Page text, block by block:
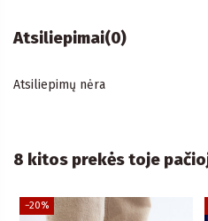
Atsiliepimai(0)
Atsiliepimų nėra
8 kitos prekės toje
−20%